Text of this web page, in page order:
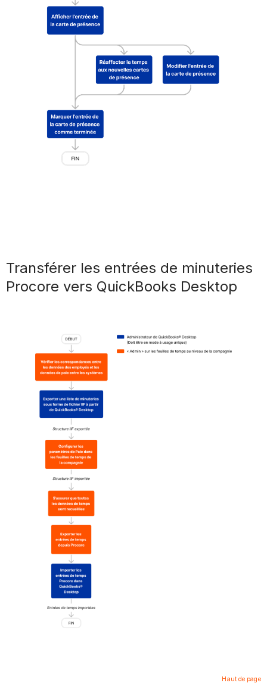
Transférer les entrées de minuteries
Procore vers QuickBooks Desktop
Haut de page